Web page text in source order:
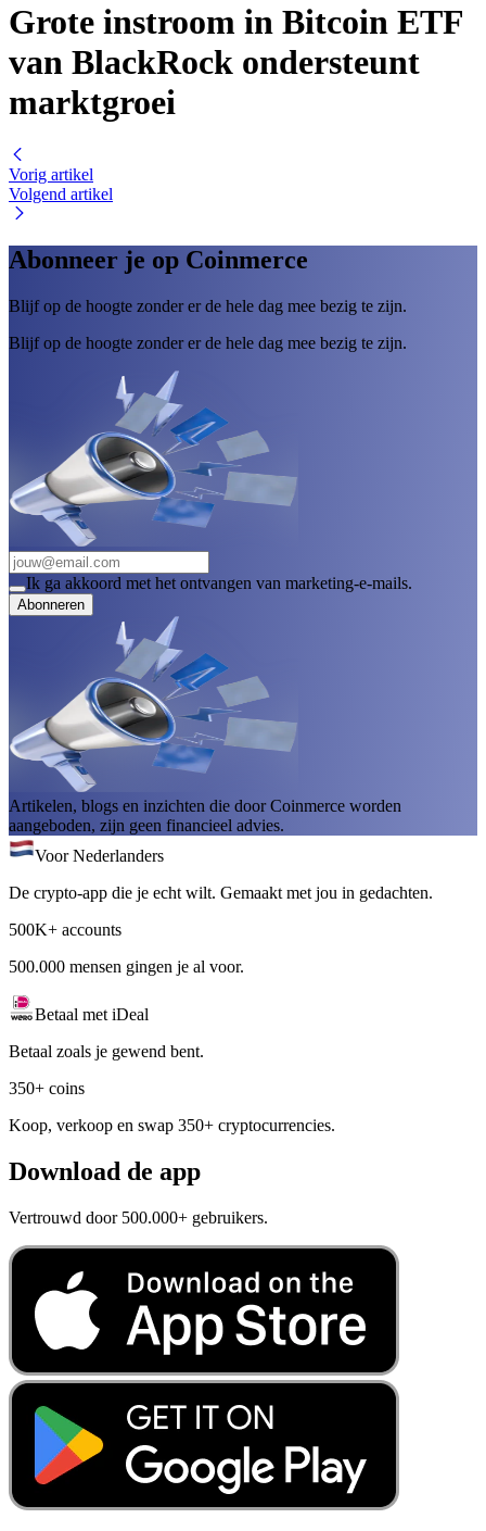
Grote instroom in Bitcoin ETF
van BlackRock ondersteunt
marktgroei
Vorig artikel
Volgend artikel
Abonneer je op Coinmerce
Blijf op de hoogte zonder er de hele dag mee bezig te zijn.
Blijf op de hoogte zonder er de hele dag mee bezig te zijn.
Ik ga akkoord met het ontvangen van marketing-e-mails.
Abonneren
Artikelen, blogs en inzichten die door Coinmerce worden
aangeboden, zijn geen financieel advies.
Voor Nederlanders
De crypto-app die je echt wilt. Gemaakt met jou in gedachten.
500K+ accounts
500.000 mensen gingen je al voor.
Betaal met iDeal
Betaal zoals je gewend bent.
350+ coins
Koop, verkoop en swap 350+ cryptocurrencies.
Download de app
Vertrouwd door 500.000+ gebruikers.